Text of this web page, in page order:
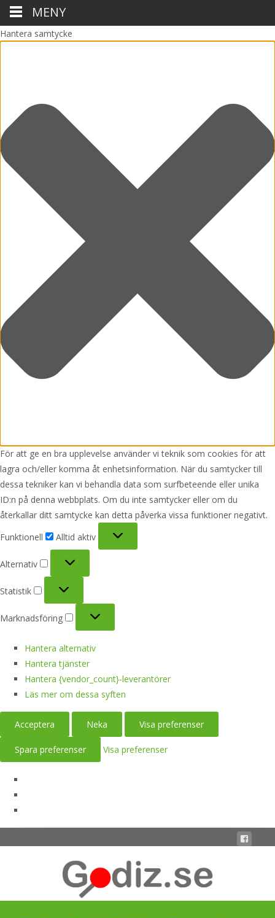
Hantera samtycke
För att ge en bra upplevelse använder vi teknik som cookies för att
lagra och/eller komma åt enhetsinformation. När du samtycker till
dessa tekniker kan vi behandla data som surfbeteende eller unika
ID:n på denna webbplats. Om du inte samtycker eller om du
återkallar ditt samtycke kan detta påverka vissa funktioner negativt.
Funktionell
Alltid aktiv
Alternativ
Statistik
Marknadsföring
Hantera alternativ
Hantera tjänster
Hantera {vendor_count}-leverantörer
Läs mer om dessa syften
Acceptera Neka Visa preferenser
Spara preferenser Visa preferenser
MENY